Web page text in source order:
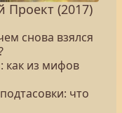
(2017)
снова взялся
как из мифов
что